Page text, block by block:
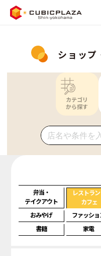
ショップ
カテゴリ
から探す
弁当・
テイクアウト
レストラン
カフェ
おみやげ ファッシ
書籍
家電